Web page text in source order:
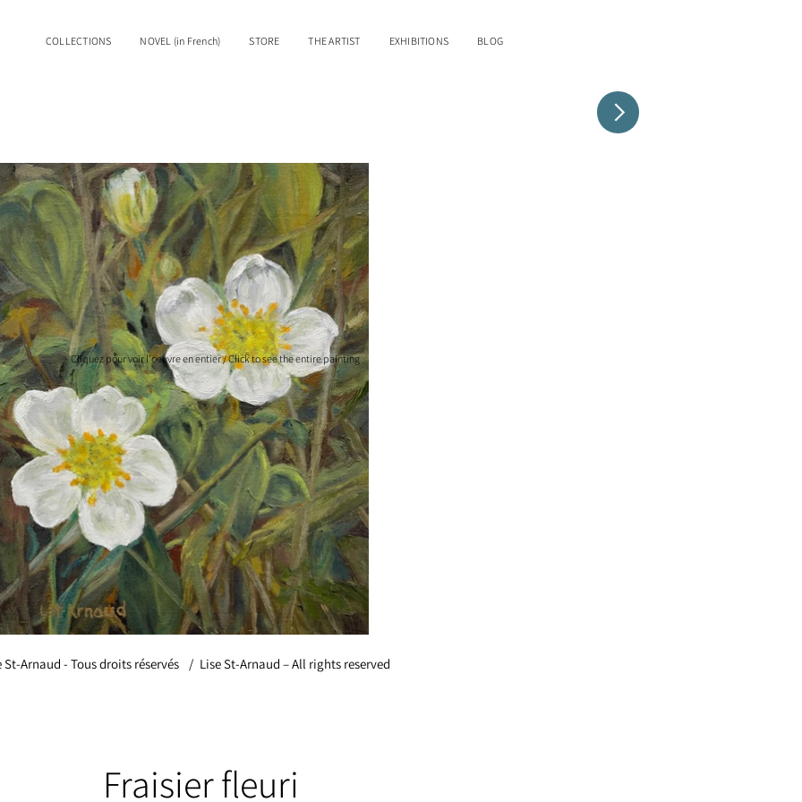
COLLECTIONS NOVEL (in French) STORE THE ARTIST EXHIBITIONS BLOG
Cliquez pour voir l'oeuvre en entier / Click to see the entire painting
St-Arnaud - Tous droits réservés Lise St-Arnaud – All rights reserved
/
Fraisier fleuri